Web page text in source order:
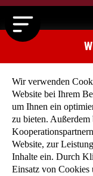
Startseite »
Wir verwenden
Website bei Ihrem
um Ihnen ein
zu bieten.
Website, zur
Inhalte ein. Durch
Einsatz von Cookies